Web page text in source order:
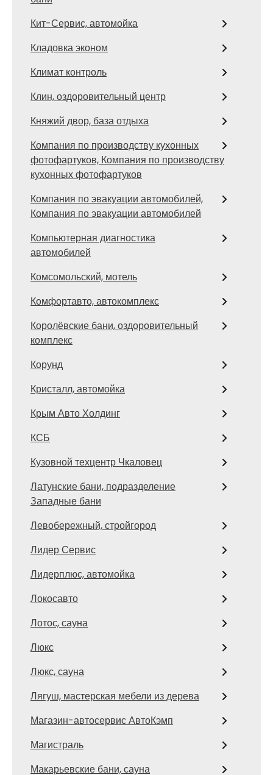
Кит-Сервис, автомойка
Кладовка эконом
Климат контроль
Клин, оздоровительный центр
Княжий двор, база отдыха
Компания по производству кухонных
фотофартуков, Компания по производству
кухонных фотофартуков
Компания по эвакуации автомобилей,
Компания по эвакуации автомобилей
Компьютерная диагностика
автомобилей
Комсомольский, мотель
Комфортавто, автокомплекс
Королёвские бани, оздоровительный
комплекс
Корунд
Кристалл, автомойка
Крым Авто Холдинг
КСБ
Кузовной техцентр Чкаловец
Латунские бани, подразделение
Западные бани
Левобережный, стройгород
Лидер Сервис
Лидерплюс, автомойка
Локосавто
Лотос, сауна
Люкс
Люкс, сауна
Лягуш, мастерская мебели из дерева
Магазин-автосервис АвтоКэмп
Магистраль
Макарьевские бани, сауна